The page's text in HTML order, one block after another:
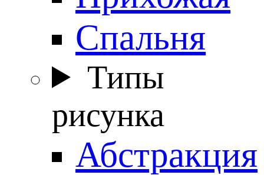
Спальня
Типы
рисунка
Абстракция